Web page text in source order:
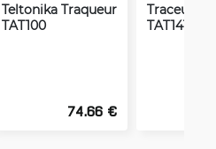
Teltonika Traqueur
TAT100
74.66 €
Traceur
TAT141